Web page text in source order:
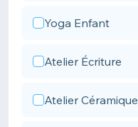
Yoga Enfant
Atelier Écriture
Atelier Céramique